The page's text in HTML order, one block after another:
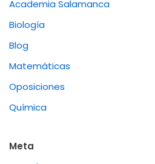
Academia Salamanca
Biología
Blog
Matemáticas
Oposiciones
Química
Meta